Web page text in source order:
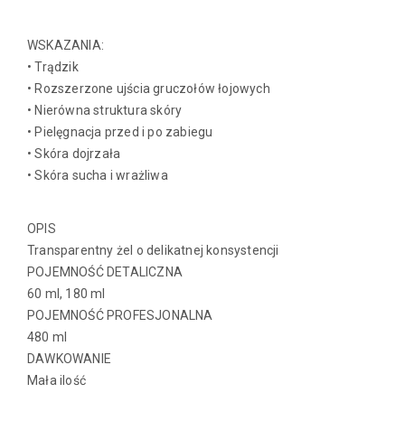
WSKAZANIA:
• Trądzik
• Rozszerzone ujścia gruczołów łojowych
• Nierówna struktura skóry
• Pielęgnacja przed i po zabiegu
• Skóra dojrzała
• Skóra sucha i wrażliwa
OPIS
Transparentny żel o delikatnej konsystencji
POJEMNOŚĆ DETALICZNA
60 ml, 180 ml
POJEMNOŚĆ PROFESJONALNA
480 ml
DAWKOWANIE
Mała ilość